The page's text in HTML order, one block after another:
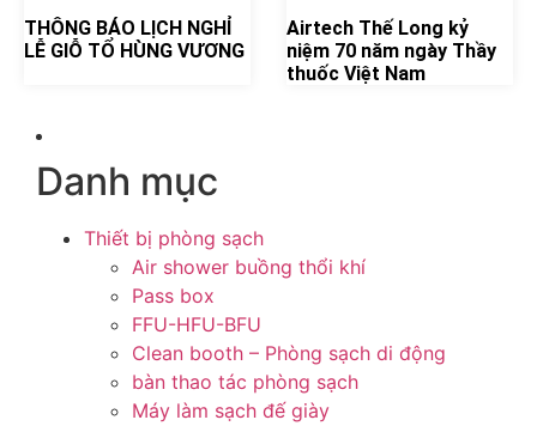
THÔNG BÁO LỊCH NGHỈ
LỄ GIỖ TỔ HÙNG VƯƠNG
Airtech Thế Long kỷ
niệm 70 năm ngày Thầy
thuốc Việt Nam
Danh mục
Thiết bị phòng sạch
Air shower buồng thổi khí
Pass box
FFU-HFU-BFU
Clean booth – Phòng sạch di động
bàn thao tác phòng sạch
Máy làm sạch đế giày